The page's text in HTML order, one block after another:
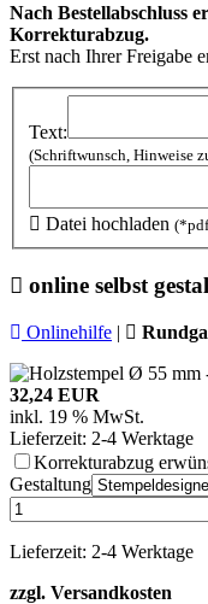
Nach Bestellabschluss
Korrekturabzug.
Erst nach Ihrer Freigabe
Text:
(Schriftwunsch, Hinweise
Datei hochladen
online selbst
Onlinehilfe |
32,24 EUR
inkl. 19 % MwSt.
Lieferzeit: 2-4 Werktage
Korrekturabzug
Gestaltung
Lieferzeit: 2-4 Werktage
zzgl. Versandkosten